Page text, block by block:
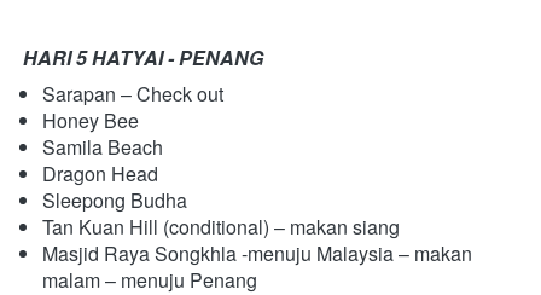
HARI 5 HATYAI - PENANG
Sarapan – Check out
Honey Bee
Samila Beach
Dragon Head
Sleepong Budha
Tan Kuan Hill (conditional) – makan siang
Masjid Raya Songkhla -menuju Malaysia – makan
malam – menuju Penang